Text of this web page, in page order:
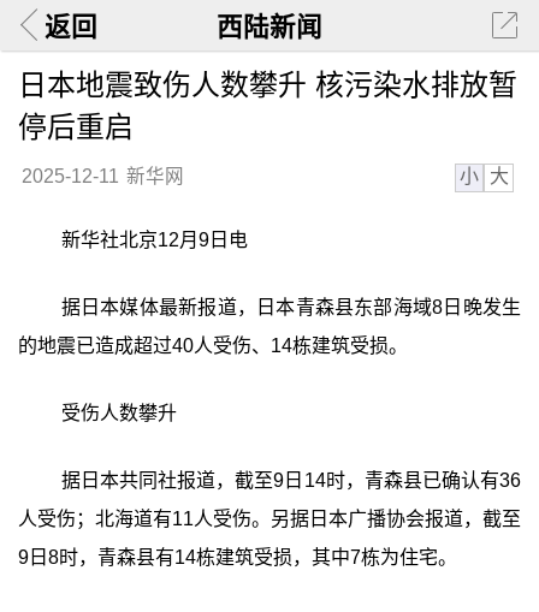
返回 西陆新闻
日本地震致伤人数攀升 核污染水排放暂
停后重启
2025-12-11 新华网 小 大
新华社北京12月9日电
据日本媒体最新报道，日本青森县东部海域8日晚发生
的地震已造成超过40人受伤、14栋建筑受损。
受伤人数攀升
据日本共同社报道，截至9日14时，青森县已确认有36
人受伤；北海道有11人受伤。另据日本广播协会报道，截至
9日8时，青森县有14栋建筑受损，其中7栋为住宅。